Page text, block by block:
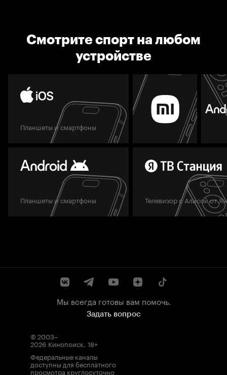
Смотрите спорт на любом
устройстве
Планшеты и смартфоны
Планшеты и смартфоны Телевизор с Алисой от
Мы всегда готовы вам помочь.
Задать вопрос
© 2003–
2026 Кинопоиск. 18+
Федеральные каналы
доступны для бесплатного
просмотра круглосуточно